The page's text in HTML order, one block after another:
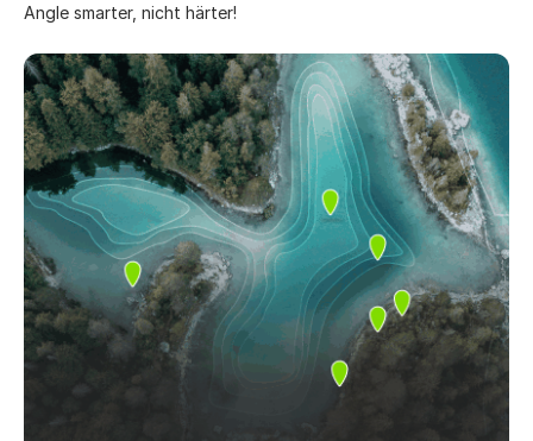
Angle smarter, nicht härter!